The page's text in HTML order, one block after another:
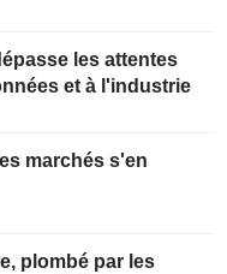
les attentes
et à l'industrie
marchés s'en
plombé par les